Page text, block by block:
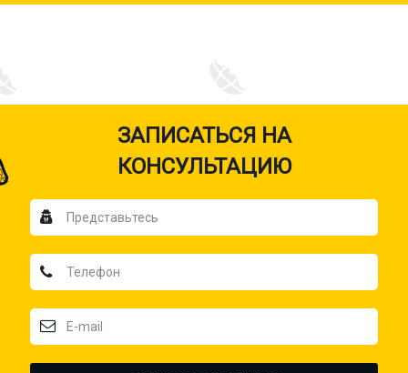
ЗАПИСАТЬСЯ НА
КОНСУЛЬТАЦИЮ